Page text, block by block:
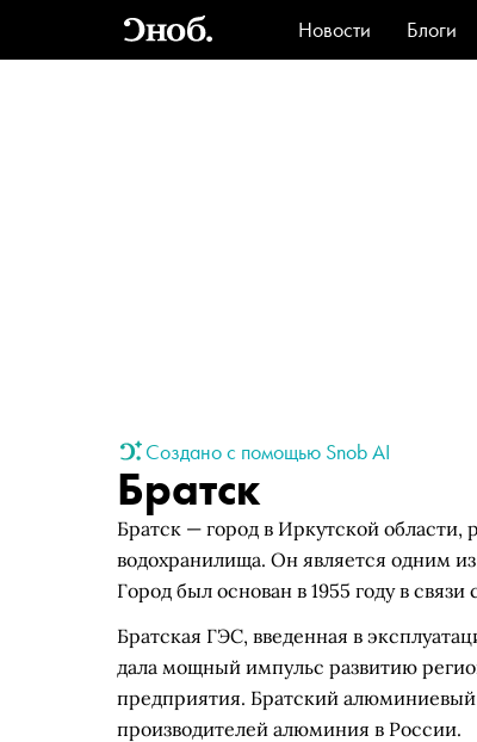
Новости Блоги
Стиль
Создано с помощью Snob AI
Братск
Братск — город в Иркутской
водохранилища. Он является одним
Город был основан в 1955 году в
Братская ГЭС, введенная в
дала мощный импульс развитию
предприятия. Братский
производителей алюминия в России.